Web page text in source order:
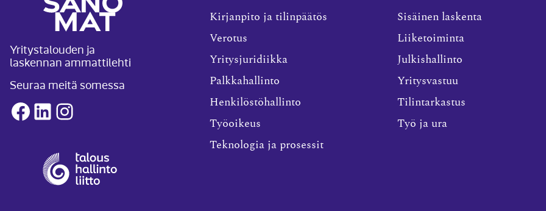
Yritystalouden ja
laskennan ammattilehti
Seuraa meitä somessa
Facebook
LinkedInInstagram
Kirjanpito ja tilinpäätös
Verotus
Yritysjuridiikka
Palkkahallinto
Henkilöstöhallinto
Työoikeus
Teknologia ja prosessit
Sisäinen laskenta
Liiketoiminta
Julkishallinto
Yritysvastuu
Tilintarkastus
Työ ja ura